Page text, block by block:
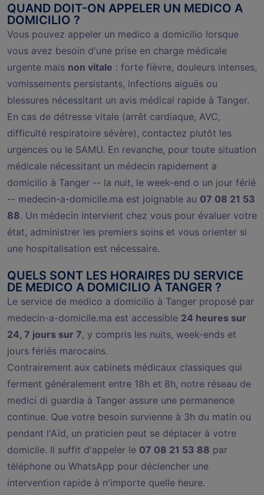
QUAND DOIT-ON APPELER UN MEDICO A
DOMICILIO ?
Vous pouvez appeler un medico a domicilio lorsque
vous avez besoin d'une prise en charge médicale
urgente mais non vitale : forte fièvre, douleurs intenses,
vomissements persistants, infections aiguës ou
blessures nécessitant un avis médical rapide à Tanger.
En cas de détresse vitale (arrêt cardiaque, AVC,
difficulté respiratoire sévère), contactez plutôt les
urgences ou le SAMU. En revanche, pour toute situation
médicale nécessitant un médecin rapidement a
domicilio à Tanger -- la nuit, le week-end o un jour férié
-- medecin-a-domicile.ma est joignable au 07 08 21 53
88. Un médecin intervient chez vous pour évaluer votre
état, administrer les premiers soins et vous orienter si
une hospitalisation est nécessaire.
QUELS SONT LES HORAIRES DU SERVICE
DE MEDICO A DOMICILIO À TANGER ?
Le service de medico a domicilio à Tanger proposé par
medecin-a-domicile.ma est accessible 24 heures sur
24, 7 jours sur 7, y compris les nuits, week-ends et
jours fériés marocains.
Contrairement aux cabinets médicaux classiques qui
ferment généralement entre 18h et 8h, notre réseau de
medici di guardia à Tanger assure une permanence
continue. Que votre besoin survienne à 3h du matin ou
pendant l'Aïd, un praticien peut se déplacer à votre
domicile. Il suffit d'appeler le 07 08 21 53 88 par
téléphone ou WhatsApp pour déclencher une
intervention rapide à n'importe quelle heure.